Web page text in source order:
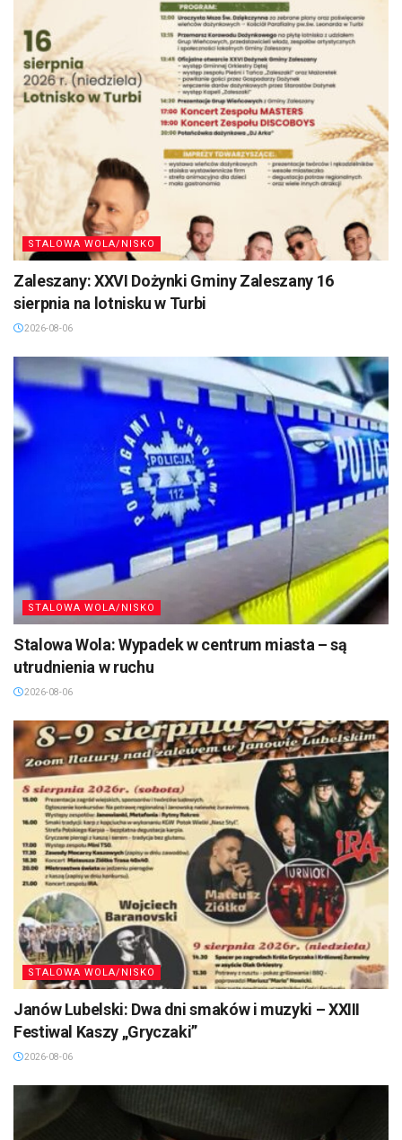
STALOWA WOLA/NISKO
Zaleszany: XXVI Dożynki Gminy Zaleszany 16
sierpnia na lotnisku w Turbi
2026-08-06
STALOWA WOLA/NISKO
Stalowa Wola: Wypadek w centrum miasta – są
utrudnienia w ruchu
2026-08-06
STALOWA WOLA/NISKO
Janów Lubelski: Dwa dni smaków i muzyki – XXIII
Festiwal Kaszy „Gryczaki”
2026-08-06